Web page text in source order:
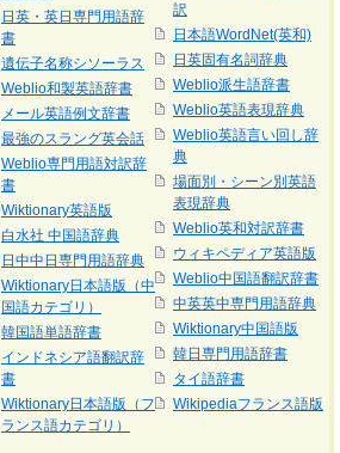
日英・英日専門用語辞
書
遺伝子名称シソーラス
Weblio和製英語辞書
メール英語例文辞書
最強のスラング英会話
Weblio専門用語対訳辞
書
Wiktionary英語版
白水社 中国語辞典
日中中日専門用語辞典
Wiktionary日本語版（中
国語カテゴリ）
韓国語単語辞書
インドネシア語翻訳辞
書
Wiktionary日本語版（フ
ランス語カテゴリ）
訳
日本語WordNet(英和)
日英固有名詞辞典
Weblio派生語辞書
Weblio英語表現辞典
Weblio英語言い回し辞
典
場面別・シーン別英語
表現辞典
Weblio英和対訳辞書
ウィキペディア英語版
Weblio中国語翻訳辞書
中英英中専門用語辞典
Wiktionary中国語版
韓日専門用語辞書
タイ語辞書
Wikipediaフランス語版